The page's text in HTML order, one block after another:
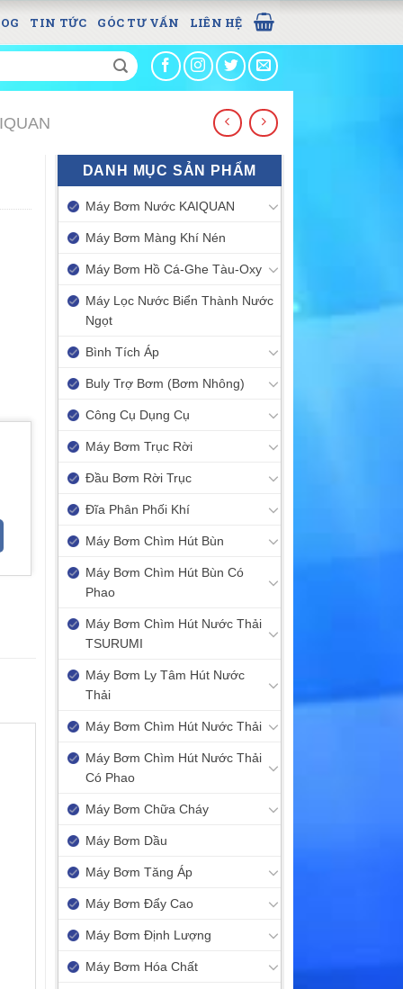
TIN TỨC GÓC TƯ VẤN LIÊN HỆ
DANH MỤC SẢN PHẨM
Máy Bơm Nước KAIQUAN
Máy Bơm Màng Khí Nén
Máy Bơm Hồ Cá-Ghe Tàu-Oxy
Máy Lọc Nước Biển Thành Nước
Ngọt
Bình Tích Áp
Buly Trợ Bơm (Bơm Nhông)
Công Cụ Dụng Cụ
Máy Bơm Trục Rời
Đầu Bơm Rời Trục
Đĩa Phân Phối Khí
Máy Bơm Chìm Hút Bùn
Máy Bơm Chìm Hút Bùn Có
Phao
Máy Bơm Chìm Hút Nước Thải
TSURUMI
Máy Bơm Ly Tâm Hút Nước
Thải
Máy Bơm Chìm Hút Nước Thải
Máy Bơm Chìm Hút Nước Thải
Có Phao
Máy Bơm Chữa Cháy
Máy Bơm Dầu
Máy Bơm Tăng Áp
Máy Bơm Đẩy Cao
Máy Bơm Định Lượng
Máy Bơm Hóa Chất